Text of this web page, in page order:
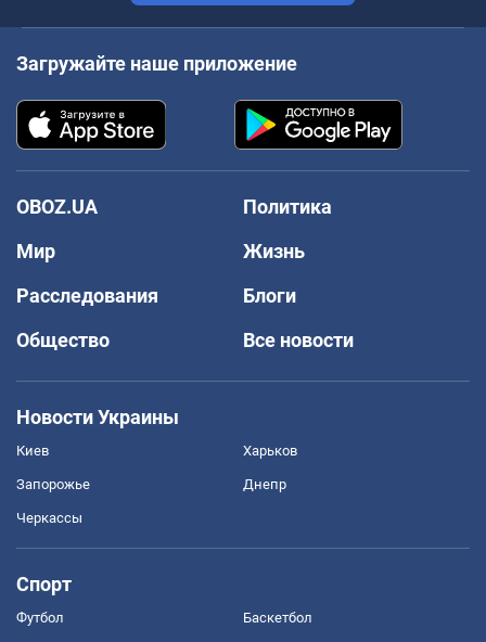
Загружайте наше приложение
OBOZ.UA
Политика
Мир
Жизнь
Расследования
Блоги
Общество
Все новости
Новости Украины
Киев Харьков
Запорожье Днепр
Черкассы
Спорт
Футбол Баскетбол